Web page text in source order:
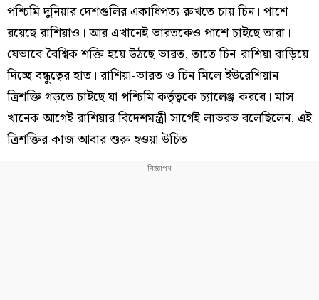
পশ্চিমি দুনিয়ার দেশগুলির একাধিপত্য রুখতে চায় চিন। পাশে
রয়েছে রাশিয়াও। আর এখানেই ভারতকেও পাশে চাইছে তারা।
যেভাবে বৈশ্বিক শক্তি হয়ে উঠছে ভারত, তাতে চিন-রাশিয়া বাড়িয়ে
দিচ্ছে বন্ধুত্বের হাত। রাশিয়া-ভারত ও চিন মিলে ইউরেশিয়ান
ত্রিশক্তি গড়তে চাইছে যা পশ্চিমি কর্তৃত্বকে চ্যালেঞ্জ করবে। মাস
খানেক আগেই রাশিয়ার বিদেশমন্ত্রী সার্গেই লাভরভ বলেছিলেন, এই
ত্রিশক্তির কাজ আবার শুরু হওয়া উচিত।